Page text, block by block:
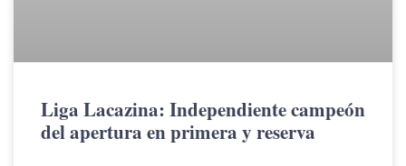
Liga Lacazina: Independiente campeón
del apertura en primera y reserva